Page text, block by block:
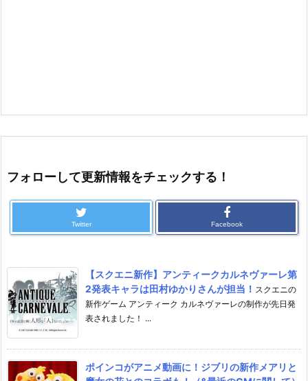
フォローして更新情報をチェックする！
Twitter Facebook
【スクエニ新作】アンティークカルネヴァーレ第
2発表キャラは田村ゆかりさんが担当！ スクエニの
新作ゲーム アンティーク カルネヴァーレの制作が先日発
表されました！ ...
ポインコがアニメ動画に！ジブリの新作メアリと